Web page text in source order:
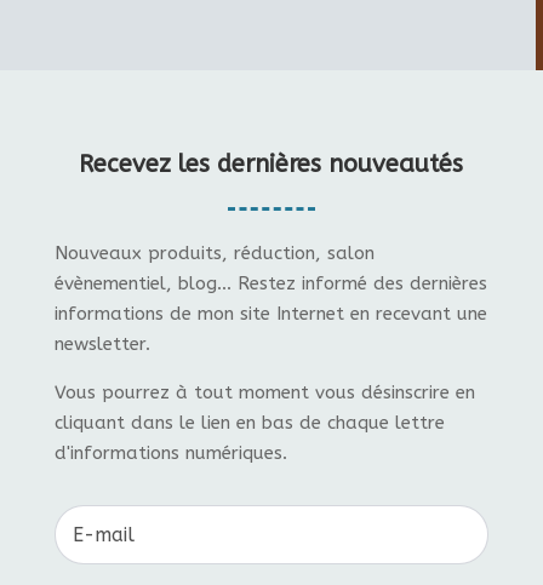
Recevez les dernières nouveautés
Nouveaux produits, réduction, salon
évènementiel, blog... Restez informé des dernières
informations de mon site Internet en recevant une
newsletter.
Vous pourrez à tout moment vous désinscrire en
cliquant dans le lien en bas de chaque lettre
d'informations numériques.